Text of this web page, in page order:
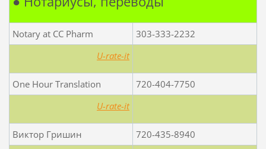
Notary at CC Pharm
303-333-2232
U-rate-it
One Hour Translation
720-404-7750
U-rate-it
Виктор Гришин
720-435-8940